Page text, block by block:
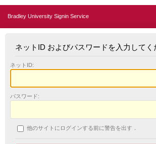
Bradley University Signin Service
ネットID およびパスワードを入力してく
ネットID:
パスワード:
他のサイトにログインする前に警告を出す．